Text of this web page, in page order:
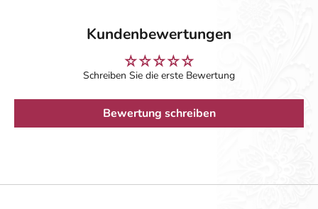
Kundenbewertungen
Schreiben Sie die erste Bewertung
Bewertung schreiben